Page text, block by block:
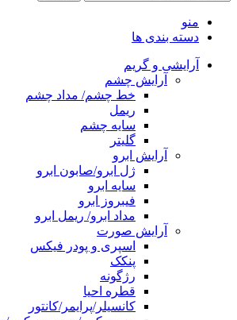
منو
دسته بندی ها
آرایشی و گریم
آرایش چشم
خط چشم/ مداد چشم
ریمل
سایه چشم
گلیتر
آرایش ابرو
ژل ابرو/صابون ابرو
سایه ابرو
فیبروز ابرو
مداد ابرو/ ریمل ابرو
آرایش صورت
اسپری و پودر فیکس
پنکک
رژگونه
قطره احیا
کانسیلر/پرایمر/کانتور